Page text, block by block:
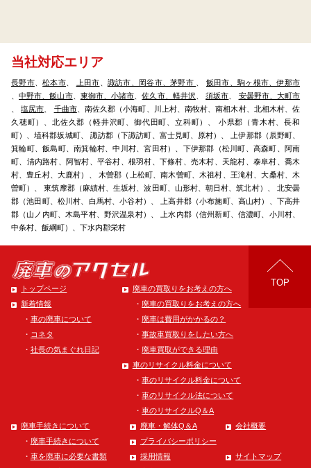
当社対応エリア
長野市、松本市 上田市 諏訪市、岡谷市、茅野市
飯田市、駒ヶ根市、伊那市
、中野市、飯山市、 東御市、小諸市 、佐久市、軽井沢 、須坂市
安曇野市、大町市
、塩尻市 千曲市、南佐久郡（小海町、川上村、南牧村、南相木村、北相木村、佐
久穂町）、北佐久郡（軽井沢町、御代田町、立科町）、 小県郡（青木村、長和
町）、埴科郡坂城町、 諏訪郡（下諏訪町、富士見町、原村）、 上伊那郡（辰野町、
箕輪町、飯島町、南箕輪村、中川村、宮田村）、下伊那郡（松川町、高森町、阿南
町、清内路村、阿智村、平谷村、根羽村、下條村、売木村、天龍村、泰阜村、喬木
村、豊丘村、大鹿村）、 木曽郡（上松町、南木曽町、木祖村、王滝村、大桑村、木
曽町）、 東筑摩郡（麻績村、生坂村、波田町、山形村、朝日村、筑北村）、 北安曇
郡（池田町、松川村、白馬村、小谷村）、 上高井郡（小布施町、高山村）、下高井
郡（山ノ内町、木島平村、野沢温泉村）、 上水内郡（信州新町、信濃町、小川村、
中条村、飯綱町）、下水内郡栄村
トップページ
新着情報
車の廃車について
コネタ
社長の気まぐれ日記
廃車の買取りをお考えの方へ
廃車の買取りをお考えの方へ
廃車は費用がかかるの？
事故車買取りをしたい方へ
廃車買取ができる理由
車のリサイクル料金について
車のリサイクル料金について
車のリサイクル法について
車のリサイクルQ＆A
廃車手続きについて
廃車手続きについて
車を廃車に必要な書類
廃車・解体Q＆A
会社概要
プライバシーポリシー
採用情報
サイトマップ
TOP